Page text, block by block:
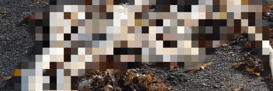
Videa
Sledujte prima+